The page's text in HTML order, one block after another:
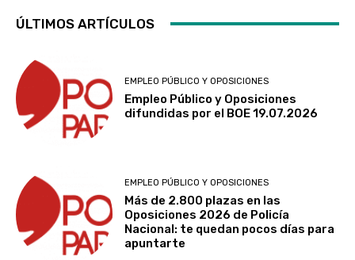
ÚLTIMOS ARTÍCULOS
EMPLEO PÚBLICO Y OPOSICIONES
Empleo Público y Oposiciones
difundidas por el BOE 19.07.2026
EMPLEO PÚBLICO Y OPOSICIONES
Más de 2.800 plazas en las
Oposiciones 2026 de Policía
Nacional: te quedan pocos días para
apuntarte